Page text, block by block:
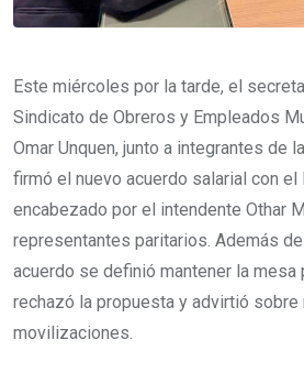
Este miércoles por la tarde, el
Sindicato de Obreros y Empleados
Omar Unquen, junto a integrantes de
firmó el nuevo acuerdo salarial con el
encabezado por el intendente Othar
representantes paritarios. Además
acuerdo se definió mantener la mesa
rechazó la propuesta y advirtió sobre
movilizaciones.